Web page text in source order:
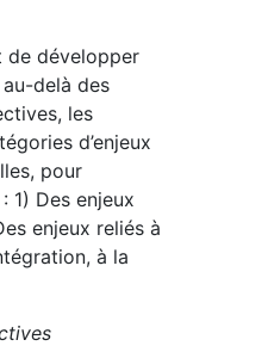
de développer
delà des
les
d’enjeux
pour
1) Des enjeux
enjeux reliés à
à la